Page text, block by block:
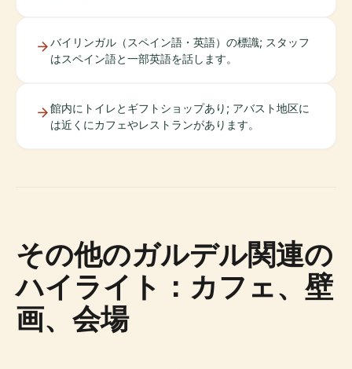
バイリンガル（スペイン語・英語）の標識; スタッフ
はスペイン語と一部英語を話します。
館内にトイレとギフトショップあり; アバスト地区に
は近くにカフェやレストランがあります。
その他のガルデル関連の
ハイライト：カフェ、壁
画、会場